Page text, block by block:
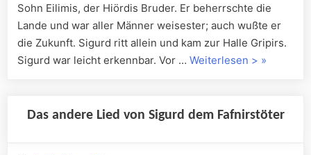
Sohn Eilimis, der Hiördis Bruder. Er beherrschte die
Lande und war aller Männer weisester; auch wußte er
die Zukunft. Sigurd ritt allein und kam zur Halle Gripirs.
Sigurd war leicht erkennbar. Vor … Weiterlesen > „Das
von
»
Das andere Lied von Sigurd dem Fafnirstöter